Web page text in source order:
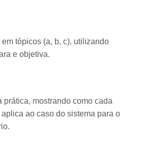
tópicos (a, b, c), utilizando
e objetiva.
prática, mostrando como cada
ao caso do sistema para o